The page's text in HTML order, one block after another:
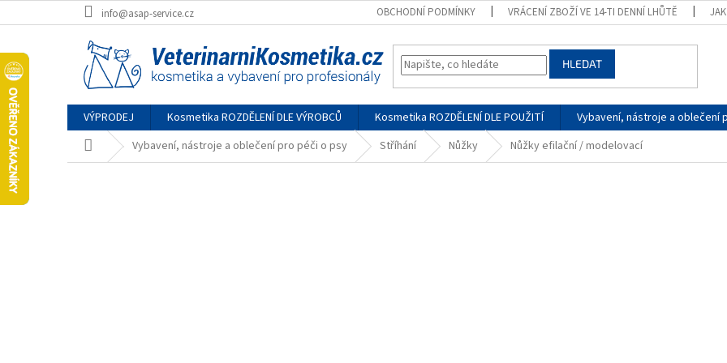
na
info@asap-service.cz OBCHODNÍ PODMÍNKY VRÁCENÍ ZBOŽÍ VE 14-TI DENNÍ LHŮTĚ
HLEDAT
VÝPRODEJ Kosmetika ROZDĚLENÍ DLE VÝROBCŮ Kosmetika ROZDĚLENÍ DLE POUŽITÍ Vybavení, nástroje a oblečení
Domů Vybavení, nástroje a oblečení pro péči o psy Stříhání Nůžky Nůžky efilační / modelovací